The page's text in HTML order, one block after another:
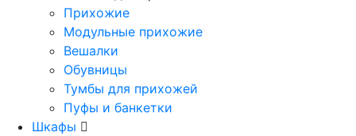
Прихожие
Модульные прихожие
Вешалки
Обувницы
Тумбы для прихожей
Пуфы и банкетки
Шкафы